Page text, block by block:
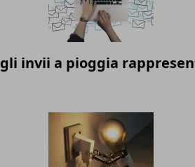
invii a pioggia